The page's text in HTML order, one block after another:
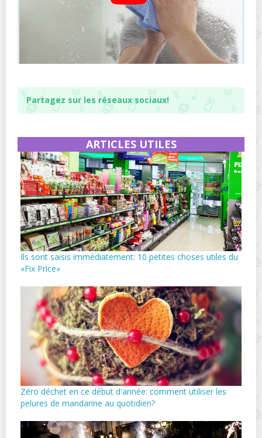
Partagez sur les réseaux sociaux!
ARTICLES UTILES
Ils sont saisis immédiatement: 10 petites choses utiles du
«Fix Price»
Zéro déchet en ce début d'année: comment utiliser les
pelures de mandarine au quotidien?